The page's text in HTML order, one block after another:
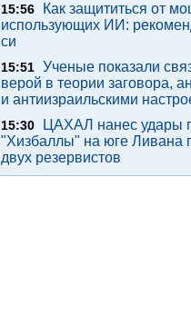
15:56
Как защититься от
использующих ИИ:
си
15:51 Ученые показали
верой в теории заговора,
и антиизраильскими
15:30
ЦАХАЛ нанес удары
"Хизбаллы" на юге Ливана
двух резервистов